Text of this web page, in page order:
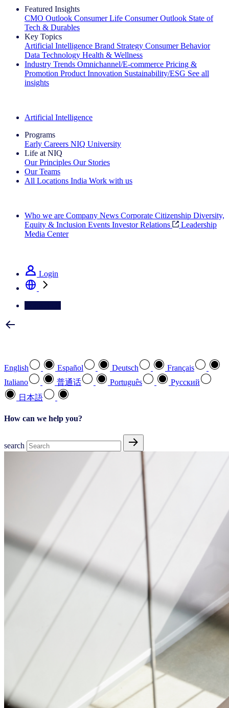
Featured Insights
CMO Outlook Consumer Life Consumer Outlook State of
Tech & Durables
Key Topics
Artificial Intelligence Brand Strategy Consumer Behavior
Data Technology Health & Wellness
Industry Trends Omnichannel/E-commerce Pricing &
Promotion Product Innovation Sustainability/ESG See all
insights
Artificial Intelligence
Programs
Early Careers NIQ University
Life at NIQ
Our Principles Our Stories
Our Teams
All Locations India Work with us
Who we are Company News Corporate Citizenship Diversity,
Equity & Inclusion Events Investor Relations
Leadership
Media Center
Login
English Español Deutsch
Français
Italiano
普通话 Português
Pусский
日本語
How can we help you?
search